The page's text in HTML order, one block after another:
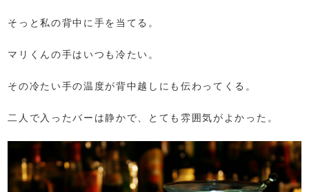
そっと私の背中に手を当てる。
マリくんの手はいつも冷たい。
その冷たい手の温度が背中越しにも伝わってくる。
二人で入ったバーは静かで、とても雰囲気がよかった。